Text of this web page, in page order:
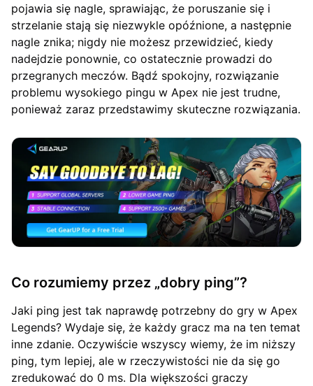
pojawia się nagle, sprawiając, że poruszanie się i
strzelanie stają się niezwykle opóźnione, a następnie
nagle znika; nigdy nie możesz przewidzieć, kiedy
nadejdzie ponownie, co ostatecznie prowadzi do
przegranych meczów. Bądź spokojny, rozwiązanie
problemu wysokiego pingu w Apex nie jest trudne,
ponieważ zaraz przedstawimy skuteczne rozwiązania.
Co rozumiemy przez „dobry ping”?
Jaki ping jest tak naprawdę potrzebny do gry w Apex
Legends? Wydaje się, że każdy gracz ma na ten temat
inne zdanie. Oczywiście wszyscy wiemy, że im niższy
ping, tym lepiej, ale w rzeczywistości nie da się go
zredukować do 0 ms. Dla większości graczy